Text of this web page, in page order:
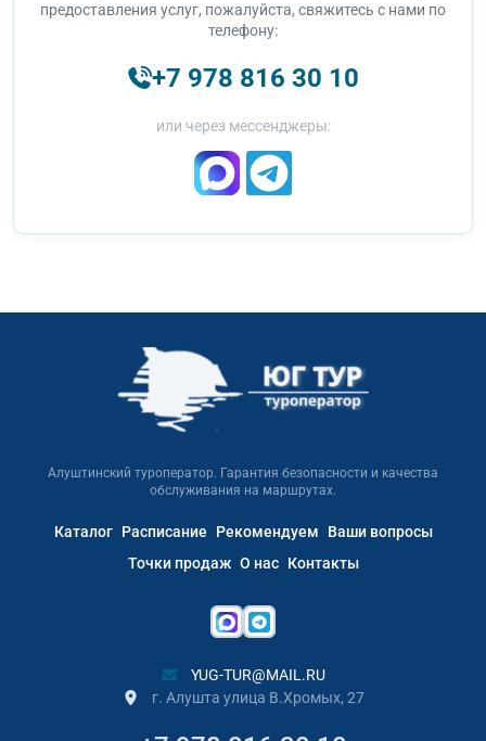
предоставления услуг, пожалуйста, свяжитесь с нами по
телефону:
+7 978 816 30 10
или через мессенджеры:
Алуштинский туроператор. Гарантия безопасности и качества
обслуживания на маршрутах.
Каталог Расписание Рекомендуем
Ваши вопросы
Точки продаж О нас Контакты
YUG-TUR@MAIL.RU
г. Алушта улица В.Хромых, 27